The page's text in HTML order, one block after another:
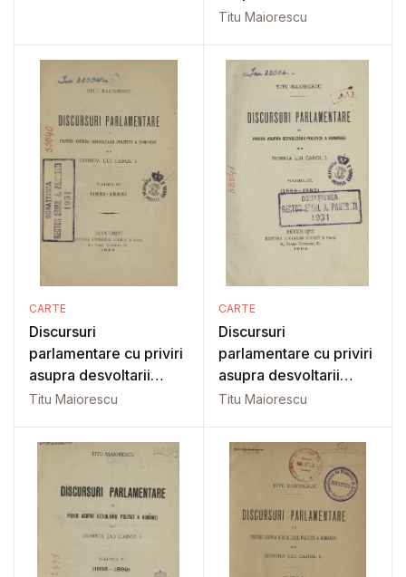
politice..: Vol 2
Titu Maiorescu
CARTE
Discursuri
parlamentare cu priviri
asupra desvoltarii
politice..: Vol 3
Titu Maiorescu
CARTE
Discursuri
parlamentare cu priviri
asupra desvoltarii
politice..: Vol 4
Titu Maiorescu